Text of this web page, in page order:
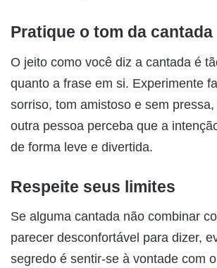
Pratique o tom da cantada
O jeito como você diz a cantada é
quanto a frase em si. Experimente
sorriso, tom amistoso e sem
outra pessoa perceba que a
de forma leve e divertida.
Respeite seus limites
Se alguma cantada não combinar
parecer desconfortável para dizer,
segredo é sentir-se à vontade com